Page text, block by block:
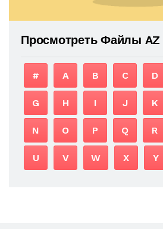
Просмотреть Файлы AZ
# A B C D
G H I J K
N O P Q R
U V W X Y